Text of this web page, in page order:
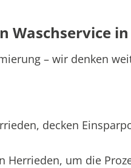
Waschservice
– wir denken
decken
um die